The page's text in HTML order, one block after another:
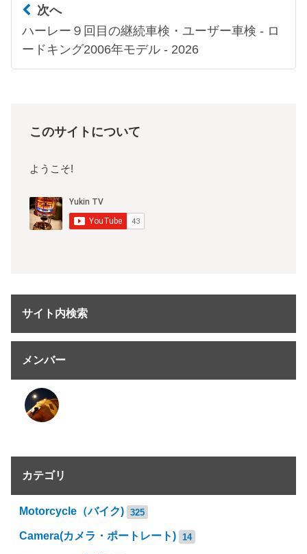
次へ
ハーレー９回目の継続車検・ユーザー車検 - ロ
ードキング2006年モデル - 2026
このサイトについて
ようこそ!
サイト内検索
メンバー
カテゴリ
Motorcycle（バイク) 325
Camera(カメラ・ポートレート) 14